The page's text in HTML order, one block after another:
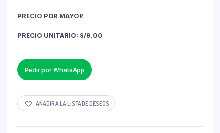
PRECIO POR MAYOR
PRECIO UNITARIO: S/9.00
Pedir por WhatsApp
AÑADIR A LA LISTA DE DESEOS